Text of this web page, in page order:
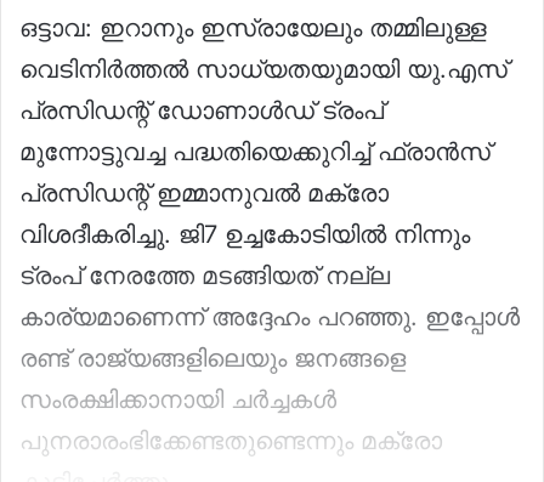
ഒട്ടാവ: ഇറാനും ഇസ്രായേലും തമ്മിലുള്ള
വെടിനിർത്തല്‍ സാധ്യതയുമായി യു.എസ്
പ്രസിഡന്റ് ഡോണാൾഡ് ട്രംപ്
മുന്നോട്ടുവച്ച പദ്ധതിയെക്കുറിച്ച് ഫ്രാൻസ്
പ്രസിഡന്റ് ഇമ്മാനുവൽ മക്രോ
വിശദീകരിച്ചു. ജി7 ഉച്ചകോടിയിൽ നിന്നും
ട്രംപ് നേരത്തേ മടങ്ങിയത് നല്ല
കാര്യമാണെന്ന് അദ്ദേഹം പറഞ്ഞു. ഇപ്പോൾ
രണ്ട് രാജ്യങ്ങളിലെയും ജനങ്ങളെ
സംരക്ഷിക്കാനായി ചർച്ചകൾ
പുനരാരംഭിക്കേണ്ടതുണ്ടെന്നും മക്രോ